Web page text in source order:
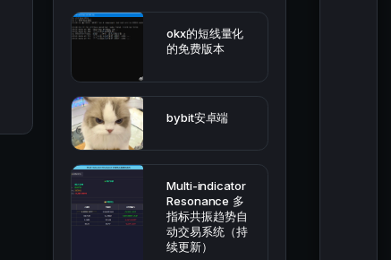
okx的短线量化
的免费版本
bybit安卓端
Multi-indicator
Resonance 多
指标共振趋势自
动交易系统（持
续更新）